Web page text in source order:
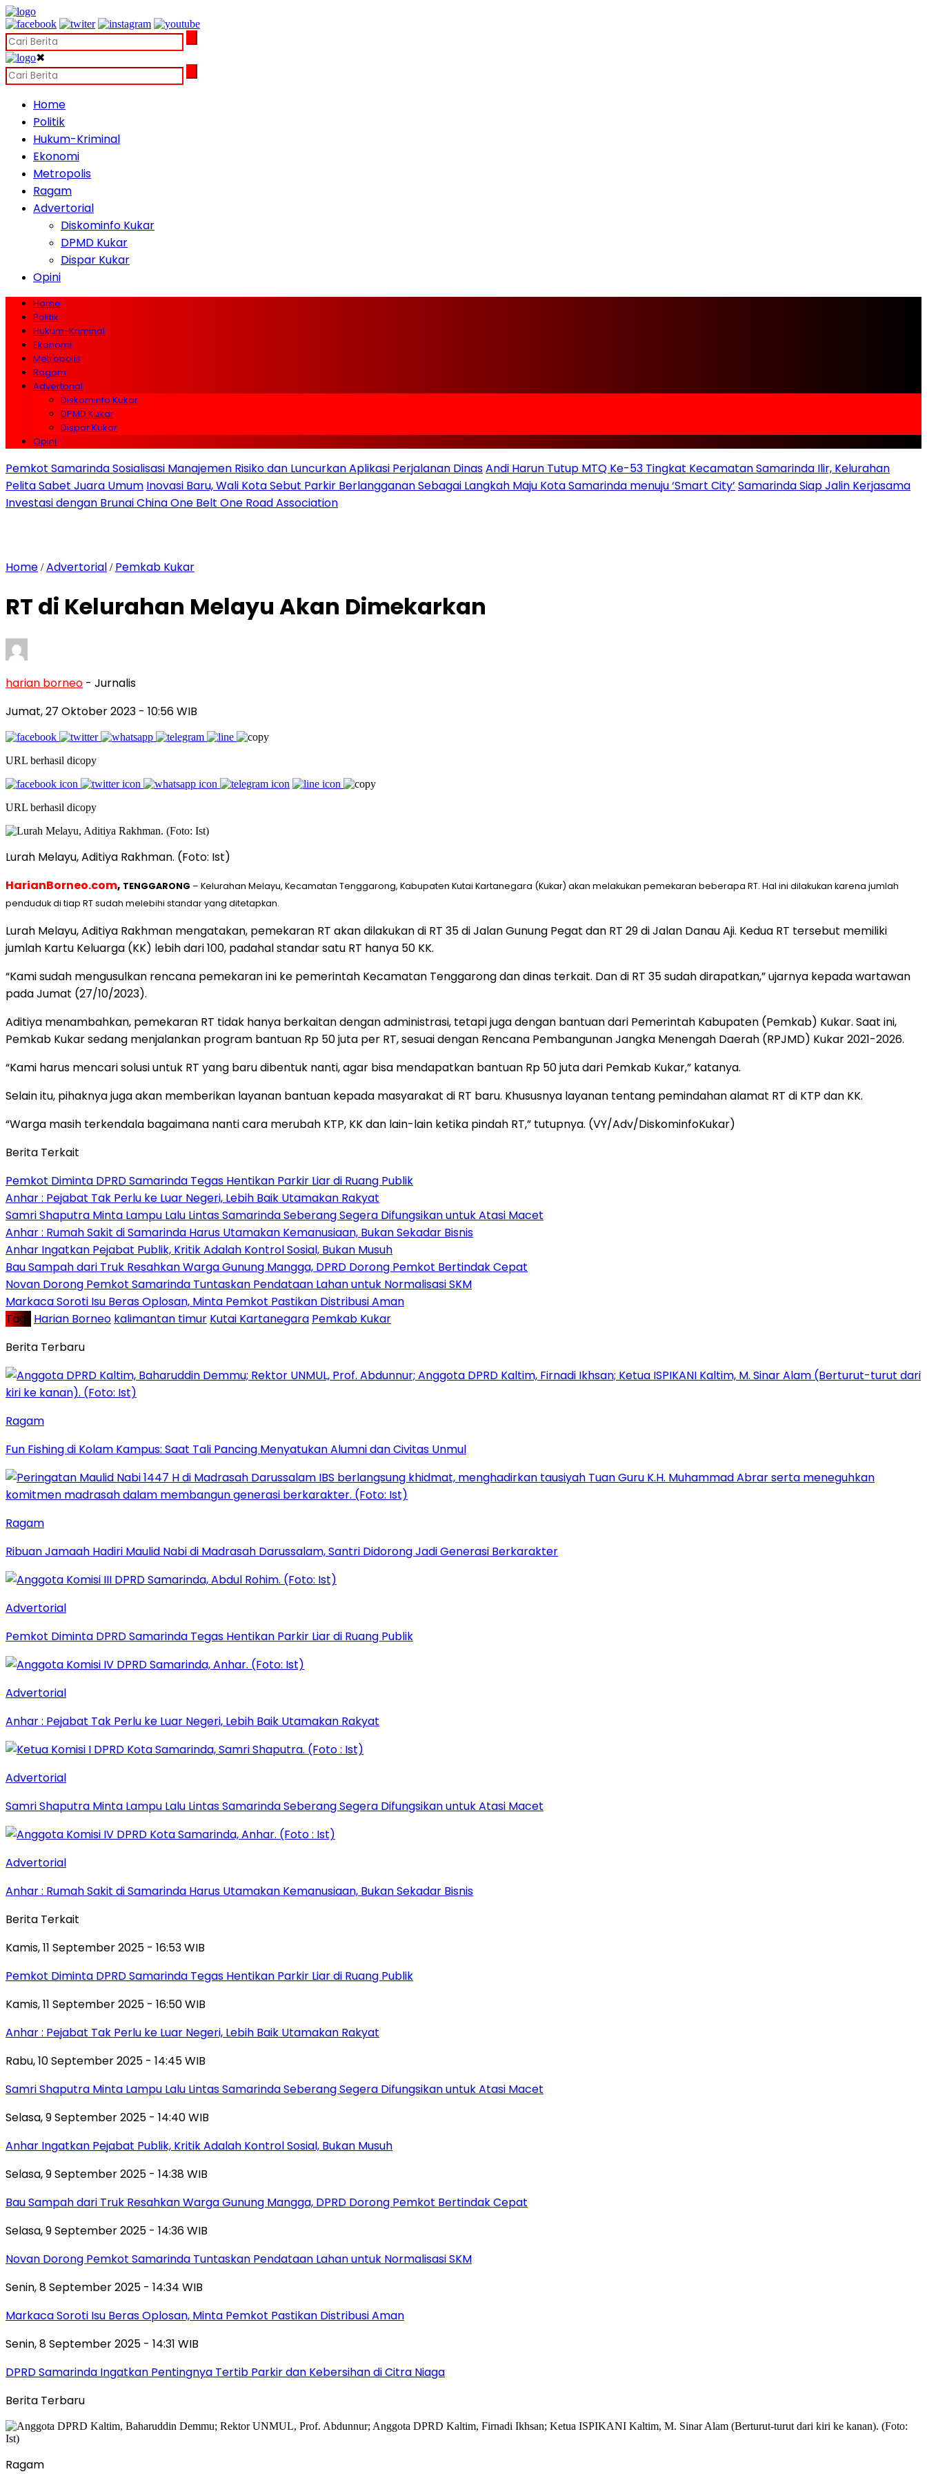
✖
Home
Politik
Hukum-Kriminal
Ekonomi
Metropolis
Ragam
Advertorial
Diskominfo Kukar
DPMD Kukar
Dispar Kukar
Opini
Home
Politik
Hukum-Kriminal
Ekonomi
Metropolis
Ragam
Advertorial
Diskominfo Kukar
DPMD Kukar
Dispar Kukar
Opini
Pemkot Samarinda Sosialisasi Manajemen Risiko dan Luncurkan Aplikasi Perjalanan DinasAndi Harun Tutup MTQ Ke-53 Tingkat Kecamatan Samarinda Ilir, Kelurahan
Pelita Sabet Juara Umum Inovasi Baru, Wali Kota Sebut Parkir Berlangganan Sebagai Langkah Maju Kota Samarinda menuju ‘Smart City’ Samarinda Siap Jalin Kerjasama
Investasi dengan Brunai China One Belt One Road Association
Home /Advertorial / Pemkab Kukar
RT di Kelurahan Melayu Akan Dimekarkan
harian borneo - Jurnalis
Jumat, 27 Oktober 2023 - 10:56 WIB
URL berhasil dicopy
URL berhasil dicopy
Lurah Melayu, Aditiya Rakhman. (Foto: Ist)
HarianBorneo.com, TENGGARONG – Kelurahan Melayu, Kecamatan Tenggarong, Kabupaten Kutai Kartanegara (Kukar) akan melakukan pemekaran beberapa RT. Hal ini dilakukan karena jumlah
penduduk di tiap RT sudah melebihi standar yang ditetapkan.
Lurah Melayu, Aditiya Rakhman mengatakan, pemekaran RT akan dilakukan di RT 35 di Jalan Gunung Pegat dan RT 29 di Jalan Danau Aji. Kedua RT tersebut memiliki
jumlah Kartu Keluarga (KK) lebih dari 100, padahal standar satu RT hanya 50 KK.
“Kami sudah mengusulkan rencana pemekaran ini ke pemerintah Kecamatan Tenggarong dan dinas terkait. Dan di RT 35 sudah dirapatkan,” ujarnya kepada wartawan
pada Jumat (27/10/2023).
Aditiya menambahkan, pemekaran RT tidak hanya berkaitan dengan administrasi, tetapi juga dengan bantuan dari Pemerintah Kabupaten (Pemkab) Kukar. Saat ini,
Pemkab Kukar sedang menjalankan program bantuan Rp 50 juta per RT, sesuai dengan Rencana Pembangunan Jangka Menengah Daerah (RPJMD) Kukar 2021-2026.
“Kami harus mencari solusi untuk RT yang baru dibentuk nanti, agar bisa mendapatkan bantuan Rp 50 juta dari Pemkab Kukar,” katanya.
Selain itu, pihaknya juga akan memberikan layanan bantuan kepada masyarakat di RT baru. Khususnya layanan tentang pemindahan alamat RT di KTP dan KK.
“Warga masih terkendala bagaimana nanti cara merubah KTP, KK dan lain-lain ketika pindah RT,” tutupnya. (VY/Adv/DiskominfoKukar)
Berita Terkait
Pemkot Diminta DPRD Samarinda Tegas Hentikan Parkir Liar di Ruang Publik
Anhar : Pejabat Tak Perlu ke Luar Negeri, Lebih Baik Utamakan Rakyat
Samri Shaputra Minta Lampu Lalu Lintas Samarinda Seberang Segera Difungsikan untuk Atasi Macet
Anhar : Rumah Sakit di Samarinda Harus Utamakan Kemanusiaan, Bukan Sekadar Bisnis
Anhar Ingatkan Pejabat Publik, Kritik Adalah Kontrol Sosial, Bukan Musuh
Bau Sampah dari Truk Resahkan Warga Gunung Mangga, DPRD Dorong Pemkot Bertindak Cepat
Novan Dorong Pemkot Samarinda Tuntaskan Pendataan Lahan untuk Normalisasi SKM
Markaca Soroti Isu Beras Oplosan, Minta Pemkot Pastikan Distribusi Aman
Tag : Harian Borneo kalimantan timur Kutai Kartanegara Pemkab Kukar
Berita Terbaru
Ragam
Fun Fishing di Kolam Kampus: Saat Tali Pancing Menyatukan Alumni dan Civitas Unmul
Ragam
Ribuan Jamaah Hadiri Maulid Nabi di Madrasah Darussalam, Santri Didorong Jadi Generasi Berkarakter
Advertorial
Pemkot Diminta DPRD Samarinda Tegas Hentikan Parkir Liar di Ruang Publik
Advertorial
Anhar : Pejabat Tak Perlu ke Luar Negeri, Lebih Baik Utamakan Rakyat
Advertorial
Samri Shaputra Minta Lampu Lalu Lintas Samarinda Seberang Segera Difungsikan untuk Atasi Macet
Advertorial
Anhar : Rumah Sakit di Samarinda Harus Utamakan Kemanusiaan, Bukan Sekadar Bisnis
Berita Terkait
Kamis, 11 September 2025 - 16:53 WIB
Pemkot Diminta DPRD Samarinda Tegas Hentikan Parkir Liar di Ruang Publik
Kamis, 11 September 2025 - 16:50 WIB
Anhar : Pejabat Tak Perlu ke Luar Negeri, Lebih Baik Utamakan Rakyat
Rabu, 10 September 2025 - 14:45 WIB
Samri Shaputra Minta Lampu Lalu Lintas Samarinda Seberang Segera Difungsikan untuk Atasi Macet
Selasa, 9 September 2025 - 14:40 WIB
Anhar Ingatkan Pejabat Publik, Kritik Adalah Kontrol Sosial, Bukan Musuh
Selasa, 9 September 2025 - 14:38 WIB
Bau Sampah dari Truk Resahkan Warga Gunung Mangga, DPRD Dorong Pemkot Bertindak Cepat
Selasa, 9 September 2025 - 14:36 WIB
Novan Dorong Pemkot Samarinda Tuntaskan Pendataan Lahan untuk Normalisasi SKM
Senin, 8 September 2025 - 14:34 WIB
Markaca Soroti Isu Beras Oplosan, Minta Pemkot Pastikan Distribusi Aman
Senin, 8 September 2025 - 14:31 WIB
DPRD Samarinda Ingatkan Pentingnya Tertib Parkir dan Kebersihan di Citra Niaga
Berita Terbaru
Ragam